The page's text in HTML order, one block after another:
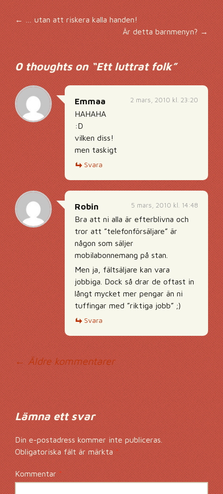
Inläggsnavigering
←… utan att riskera kalla handen!
Är detta barnmenyn? →
0 thoughts on “Ett luttrat folk”
2 mars, 2010 kl. 23:20
Emmaa
HAHAHA
:D
vilken diss!
men taskigt
Svara
5 mars, 2010 kl. 14:48
Robin
Bra att ni alla är efterblivna och
tror att ”telefonförsäljare” är
någon som säljer
mobilabonnemang på stan.
Men ja, fältsäljare kan vara
jobbiga. Dock så drar de oftast in
långt mycket mer pengar än ni
tuffingar med ”riktiga jobb” ;)
Svara
← Äldre kommentarer
Lämna ett svar
Din e-postadress kommer inte publiceras.
Obligatoriska fält är märkta*
Kommentar*